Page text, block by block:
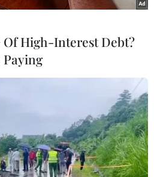
High-Interest Debt?
Paying